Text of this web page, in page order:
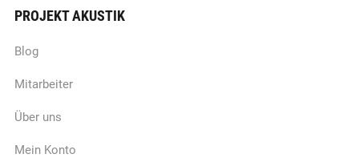
PROJEKT AKUSTIK
Blog
Mitarbeiter
Über uns
Mein Konto